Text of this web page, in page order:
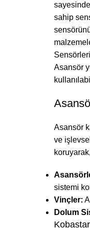
sahip
Asansör
Asansör
ve
sistemi
Vinçler:
Dolum